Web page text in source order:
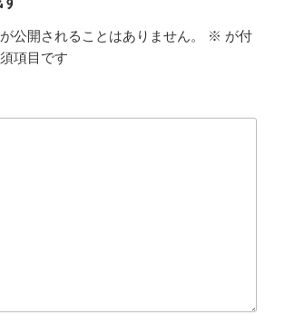
公開されることはありません。 ※ が付
項目です